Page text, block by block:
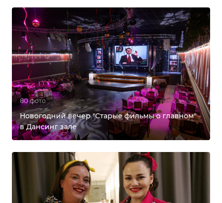
80 фото
Новогодний вечер "Старые фильмы о главном"
в Дансинг зале